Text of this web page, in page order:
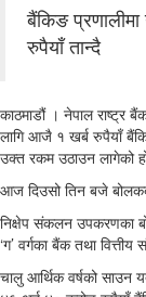
बैंकिङ
रुपैयाँ तान्दै
काठमाडौं । नेपाल राष्ट्र
लागि आजै १ खर्ब रुपैयाँ
उक्त रकम उठाउन लागेको
आज दिउसो तिन बजे
निक्षेप संकलन उपकरणका
‘ग’ वर्गका बैंक तथा
चालु आर्थिक वर्षको